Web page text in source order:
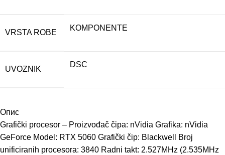
VRSTA ROBE
KOMPONENTE
UVOZNIK
DSC
Опис
Grafički procesor – Proizvođač čipa: nVidia Grafika: nVidia
GeForce Model: RTX 5060 Grafički čip: Blackwell Broj
unificiranih procesora: 3840 Radni takt: 2.527MHz (2.535MHz